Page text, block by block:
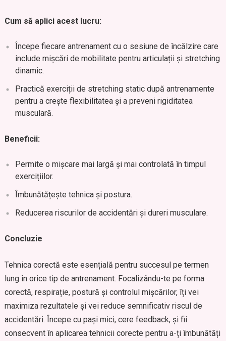
Cum să aplici acest lucru:
Începe fiecare antrenament cu o sesiune de încălzire care
include mișcări de mobilitate pentru articulații și stretching
dinamic.
Practică exerciții de stretching static după antrenamente
pentru a crește flexibilitatea și a preveni rigiditatea
musculară.
Beneficii:
Permite o mișcare mai largă și mai controlată în timpul
exercițiilor.
Îmbunătățește tehnica și postura.
Reducerea riscurilor de accidentări și dureri musculare.
Concluzie
Tehnica corectă este esențială pentru succesul pe termen
lung în orice tip de antrenament. Focalizându-te pe forma
corectă, respirație, postură și controlul mișcărilor, îți vei
maximiza rezultatele și vei reduce semnificativ riscul de
accidentări. Începe cu pași mici, cere feedback, și fii
consecvent în aplicarea tehnicii corecte pentru a-ți îmbunătăți